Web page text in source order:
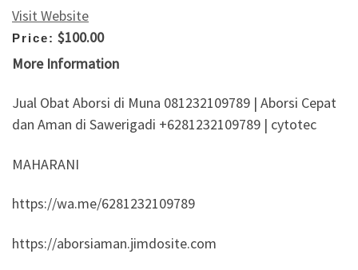
Visit Website
Price: $100.00
More Information
Jual Obat Aborsi di Muna 081232109789 | Aborsi Cepat
dan Aman di Sawerigadi +6281232109789 | cytotec
MAHARANI
https://wa.me/6281232109789
https://aborsiaman.jimdosite.com